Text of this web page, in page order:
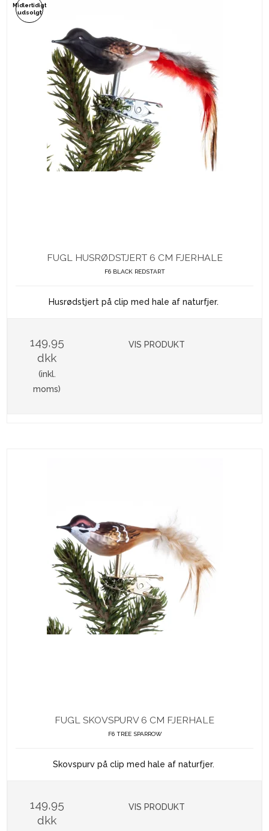
Midlertidigt
udsolgt
FUGL HUSRØDSTJERT 6 CM FJERHALE
F6 BLACK REDSTART
Husrødstjert på clip med hale af naturfjer.
149,95
dkk
(inkl.
moms)
VIS PRODUKT
FUGL SKOVSPURV 6 CM FJERHALE
F6 TREE SPARROW
Skovspurv på clip med hale af naturfjer.
149,95
dkk
VIS PRODUKT